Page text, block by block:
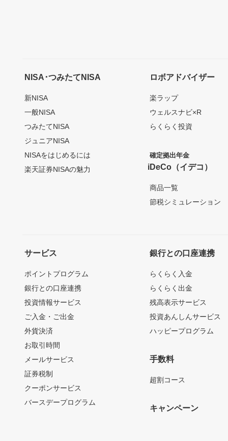
NISA･つみたてNISA
新NISA
一般NISA
つみたてNISA
ジュニアNISA
NISAをはじめるには
楽天証券NISAの魅力
ロボアドバイザー
楽ラップ
ウェルスナビ×R
らくらく投資
確定拠出年金
iDeCo（イデコ）
商品一覧
節税シミュレーション
サービス
ポイントプログラム
銀行との口座連携
投資情報サービス
ご入金・ご出金
外貨決済
お取引時間
メールサービス
証券税制
クーポンサービス
バースデープログラム
銀行との口座連携
らくらく入金
らくらく出金
残高表示サービス
投資あんしんサービス
ハッピープログラム
手数料
超割コース
キャンペーン